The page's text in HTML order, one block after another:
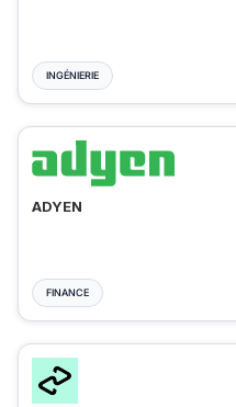
INGÉNIERIE
ADYEN
FINANCE